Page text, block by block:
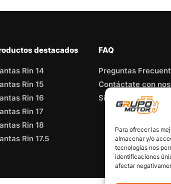
Para ofrecer las
almacenar y/o
tecnologías nos
identificaciones
afectar
destacados
Rin 14
Rin 15
Rin 16
Rin 17
Rin 18
Rin 17.5
FAQ
Preguntas
Contáctate con
Sitemap